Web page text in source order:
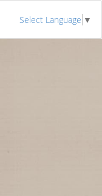
Select Language ▼